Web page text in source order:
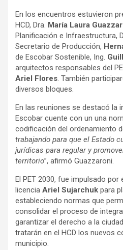
En los encuentros estuvieron
HCD, Dra. María Laura
Planificación e Infraestructura,
Secretario de Producción,
de Escobar Sostenible, Ing.
arquitectos responsables del
Ariel Flores. También
diversos bloques.
En las reuniones se destacó la
Escobar cuente con un una
codificación del ordenamiento
trabajando para que el Estado
jurídicas para regular y
territorio”, afirmó Guazzaroni.
El PET 2030, fue impulsado por
licencia Ariel Sujarchuk para
estableciendo normas que
consolidar el proceso de
garantizar el derecho a la
tratarán en el HCD los nuevos
municipio.